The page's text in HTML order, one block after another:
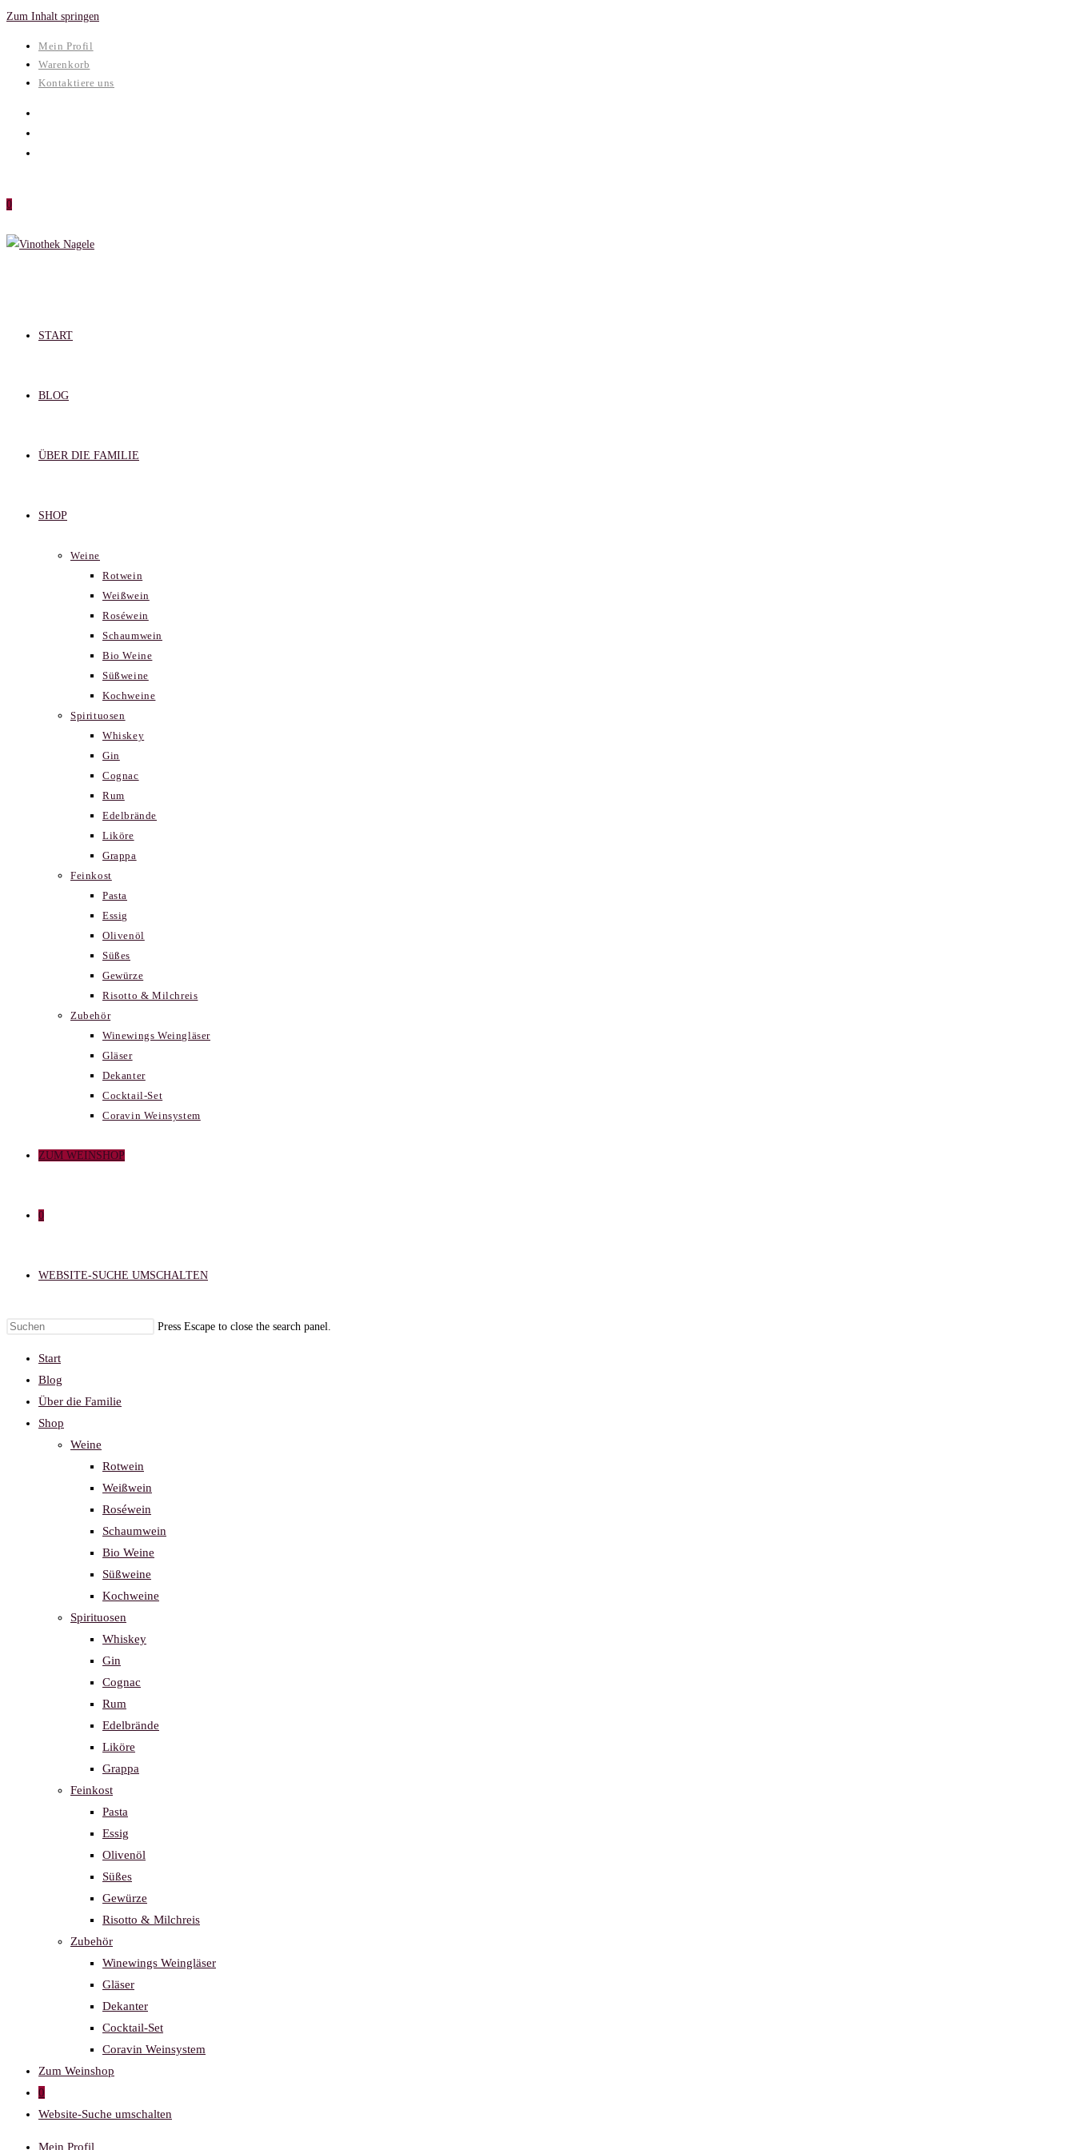
Zum Inhalt springen
Mein Profil
Warenkorb
Kontaktiere uns
0
START
BLOG
ÜBER DIE FAMILIE
SHOP
Weine
Rotwein
Weißwein
Roséwein
Schaumwein
Bio Weine
Süßweine
Kochweine
Spirituosen
Whiskey
Gin
Cognac
Rum
Edelbrände
Liköre
Grappa
Feinkost
Pasta
Essig
Olivenöl
Süßes
Gewürze
Risotto & Milchreis
Zubehör
Winewings Weingläser
Gläser
Dekanter
Cocktail-Set
Coravin Weinsystem
ZUM WEINSHOP
0
WEBSITE-SUCHE UMSCHALTEN
Press Escape to close the search panel.
Start
Blog
Über die Familie
Shop
Weine
Rotwein
Weißwein
Roséwein
Schaumwein
Bio Weine
Süßweine
Kochweine
Spirituosen
Whiskey
Gin
Cognac
Rum
Edelbrände
Liköre
Grappa
Feinkost
Pasta
Essig
Olivenöl
Süßes
Gewürze
Risotto & Milchreis
Zubehör
Winewings Weingläser
Gläser
Dekanter
Cocktail-Set
Coravin Weinsystem
Zum Weinshop
0
Website-Suche umschalten
Mein Profil